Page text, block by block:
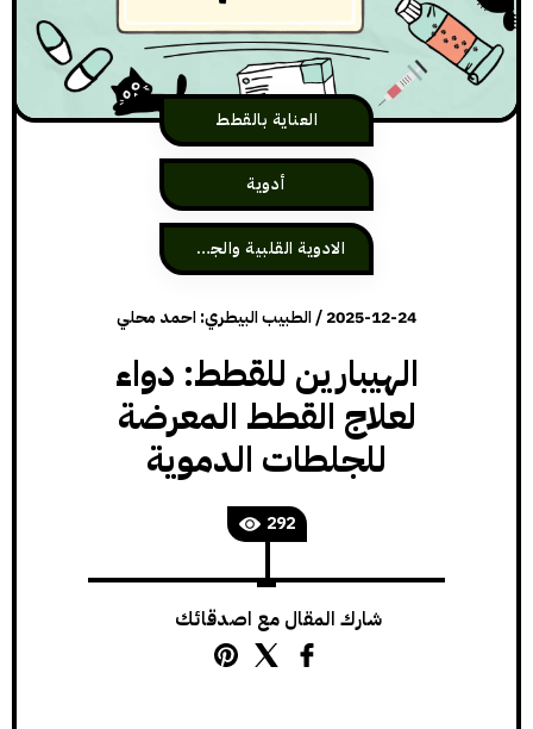
العناية بالقطط
أدوية
الادوية القلبية والجهاز الوعائي
2025-12-24
/الطبيب البيطري: احمد محلي
الهيبارين للقطط: دواء
لعلاج القطط المعرضة
للجلطات الدموية
292
شارك المقال مع اصدقائك